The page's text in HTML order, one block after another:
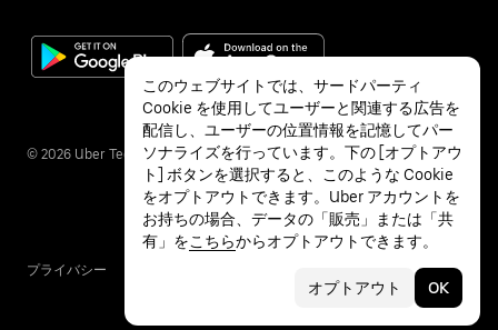
© 2026 Uber Technologies Inc.
プライバシー
このウェブサイトでは、サードパーティ
Cookie を使用してユーザーと関連する広告を
配信し、ユーザーの位置情報を記憶してパー
ソナライズを行っています。下の [オプトアウ
ト] ボタンを選択すると、このような Cookie
をオプトアウトできます。Uber アカウントを
お持ちの場合、データの「販売」または「共
有」をこちらからオプトアウトできます。
オプトアウト OK